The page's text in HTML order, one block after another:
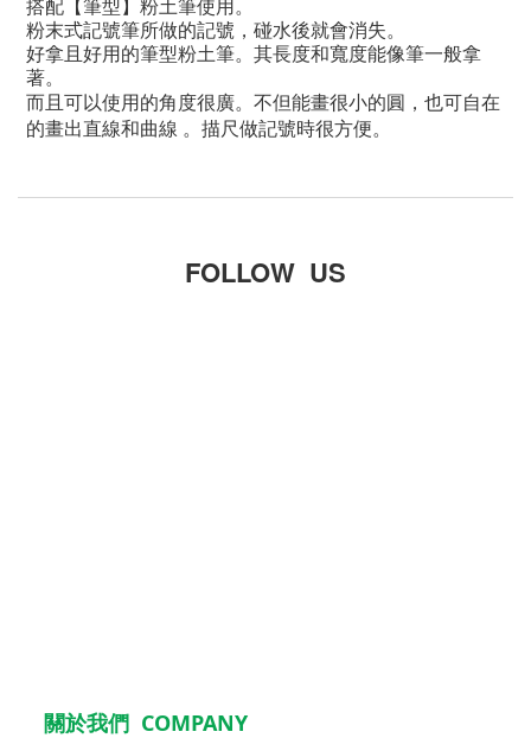
粉末式記號筆所做的記號，碰水後就會消失。
好拿且好用的筆型粉土筆。其長度和寬度能像筆一般拿
著。
而且可以使用的角度很廣。不但能畫很小的圓，也可自在
的畫出直線和曲線 。描尺做記號時很方便。
FOLLOW US
關於我們 COMPANY